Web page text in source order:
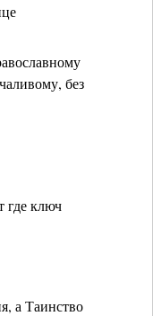
без
где ключ
а Таинство